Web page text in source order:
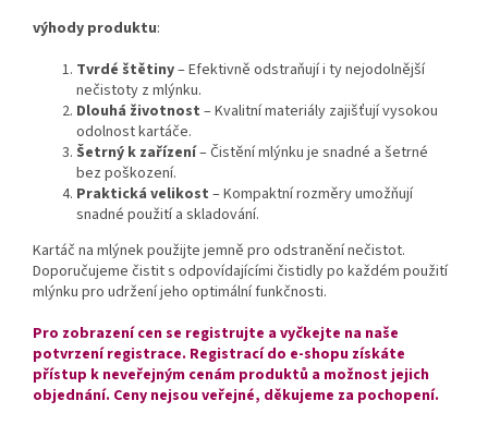
výhody produktu:
Tvrdé štětiny– Efektivně odstraňují i ty nejodolnější
nečistoty z mlýnku.
Dlouhá životnost – Kvalitní materiály zajišťují vysokou
odolnost kartáče.
Šetrný k zařízení– Čistění mlýnku je snadné a šetrné
bez poškození.
Praktická velikost – Kompaktní rozměry umožňují
snadné použití a skladování.
Kartáč na mlýnek použijte jemně pro odstranění nečistot.
Doporučujeme čistit s odpovídajícími čistidly po každém použití
mlýnku pro udržení jeho optimální funkčnosti.
Pro zobrazení cen se registrujte a vyčkejte na naše
potvrzení registrace. Registrací do e-shopu získáte
přístup k neveřejným cenám produktů a možnost jejich
objednání. Ceny nejsou veřejné, děkujeme za pochopení.